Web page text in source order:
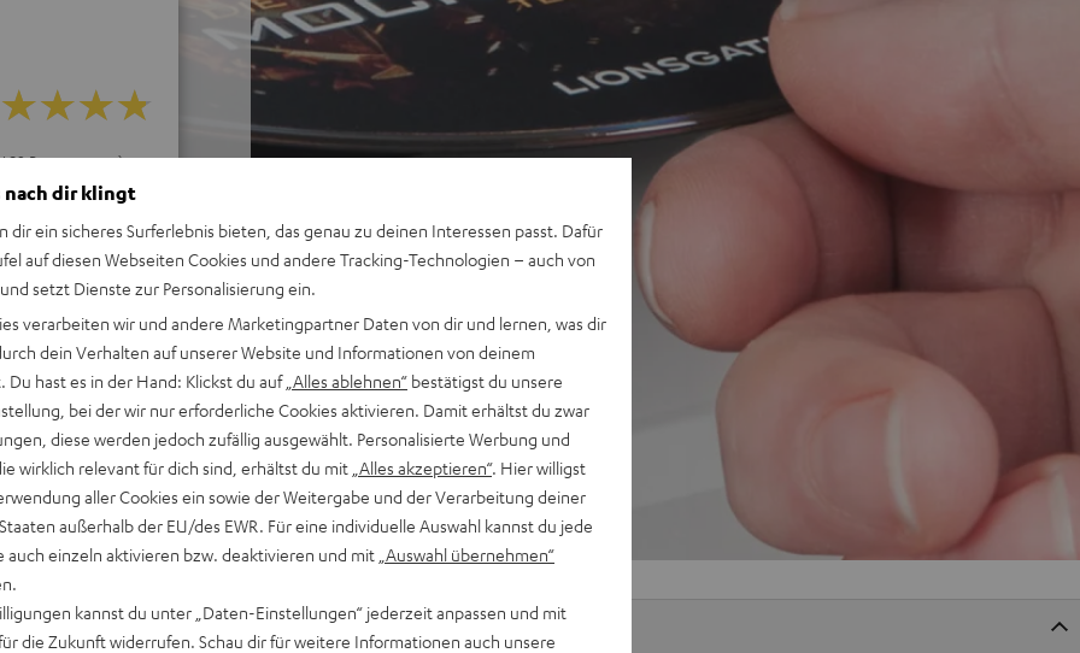
28 Bewertungen)
nach dir klingt
dir ein sicheres Surferlebnis bieten, das genau zu deinen Interessen passt. Dafür
auf diesen Webseiten Cookies und andere Tracking-Technologien – auch von
setzt Dienste zur Personalisierung ein.
verarbeiten wir und andere Marketingpartner Daten von dir und lernen, was dir
dein Verhalten auf unserer Website und Informationen von deinem
Du hast es in der Hand: Klickst du auf „Alles ablehnen“ bestätigst du unsere
bei der wir nur erforderliche Cookies aktivieren. Damit erhältst du zwar
diese werden jedoch zufällig ausgewählt. Personalisierte Werbung und
wirklich relevant für dich sind, erhältst du mit „Alles akzeptieren“. Hier willigst
aller Cookies ein sowie der Weitergabe und der Verarbeitung deiner
außerhalb der EU/des EWR. Für eine individuelle Auswahl kannst du jede
auch einzeln aktivieren bzw. deaktivieren und mit „Auswahl übernehmen“
kannst du unter „Daten-Einstellungen“ jederzeit anpassen und mit
die Zukunft widerrufen. Schau dir für weitere Informationen auch unsere